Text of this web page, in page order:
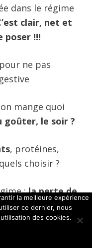
dans le régime
clair, net et
poser !!!
pour ne pas
mange quoi
goûter, le soir ?
, protéines,
choisir ?
:la perte de
le
la meilleure expérience
ce dernier, nous
des cookies.